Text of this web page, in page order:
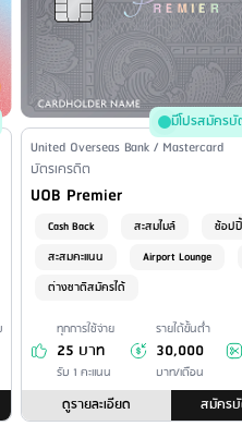
มีโปรสมัคร
Issuer Name / Credit Card Type
United Overseas Bank / Mastercard
Financial Product Type
บัตรเครดิต
Credit Card Name
UOB Premier
Cash Back สะสมไมล์
ช้อป
สะสมคะแนน
Airport Lounge
ต่างชาติสมัครได้
ทุกการใช้จ่าย
25 บาท
รับ 1 คะแนน
รายได้ขั้นต่ำ
30,000
บาท/เดือน
ดูรายละเอียด สมัคร